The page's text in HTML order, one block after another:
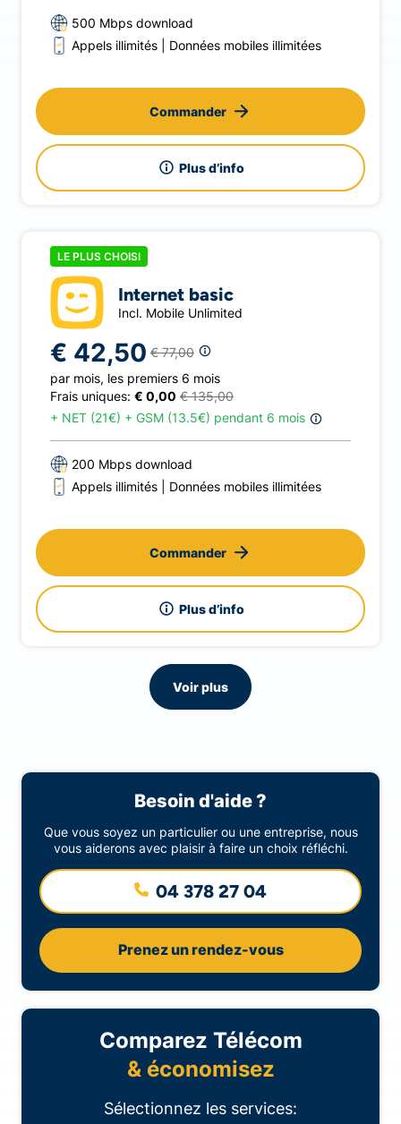
500 Mbps download
Appels illimités
Données mobiles illimitées
Plus d’info
Commander
LE PLUS CHOISI
Internet basic
Incl. Mobile Unlimited
€ 42,50 € 77,00
par mois, les premiers 6 mois
Frais uniques: € 0,00 € 135,00
+ NET (21€) + GSM (13.5€) pendant 6 mois
200 Mbps download
Appels illimités
Données mobiles illimitées
Plus d’info
Commander
Voir plus
Besoin d'aide ?
Que vous soyez un particulier ou une entreprise, nous
vous aiderons avec plaisir à faire un choix réfléchi.
04 378 27 04
Prenez un rendez-vous
Comparez Télécom
& économisez
Sélectionnez les services: